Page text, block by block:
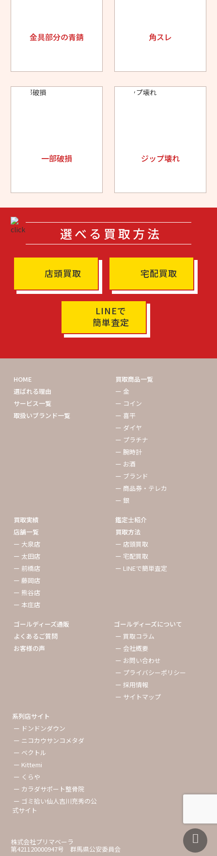
金具部分の青錆 角スレ
一部破損 ジップ壊れ
選べる買取方法
店頭買取 宅配買取
LINEで
簡単査定
HOME
選ばれる理由
サービス一覧
取扱いブランド一覧
買取商品一覧
ー 金
ー コイン
ー 喜平
ー ダイヤ
ー プラチナ
ー 腕時計
ー お酒
ー ブランド
ー 商品券・テレカ
ー 銀
買取実績
店舗一覧
ー 大泉店
ー 太田店
ー 前橋店
ー 藤岡店
ー 熊谷店
ー 本庄店
鑑定士紹介
買取方法
ー 店頭買取
ー 宅配買取
ー LINEで簡単査定
ゴールディーズ通販
よくあるご質問
お客様の声
ゴールディーズについて
ー 買取コラム
ー 会社概要
ー お問い合わせ
ー プライバシーポリシー
ー 採用情報
ー サイトマップ
系列店サイト
ー ドンドンダウン
ー ニコカウサンコメタダ
ー ベクトル
ー Kittemi
ー くらや
ー カラダサポート整骨院
ー ゴミ拾い仙人吉川充秀の公
式サイト
株式会社プリマベーラ
第421120000947号 群馬県公安委員会